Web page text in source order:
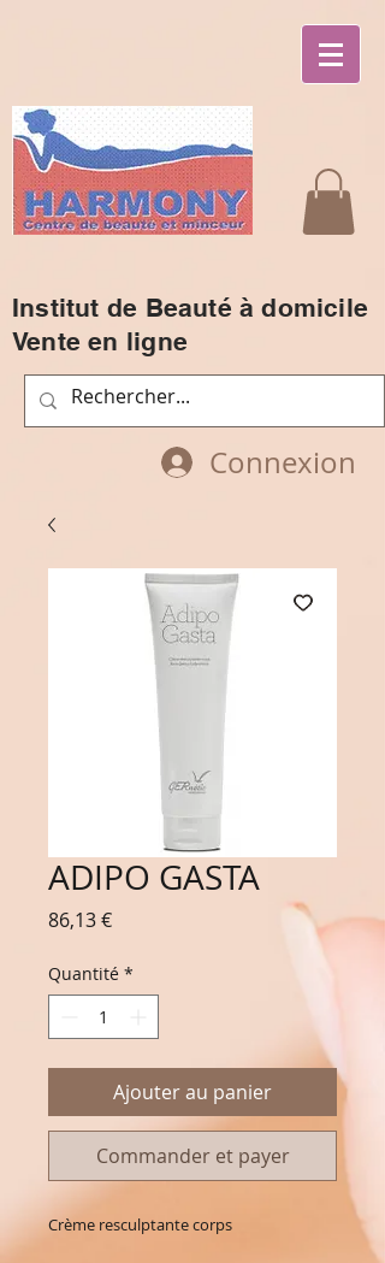
Institut de Beauté à domicile
Vente en ligne
Connexion
ADIPO GASTA
86,13 €Prix
Quantité *
Ajouter au panier
Commander et payer
Crème resculptante corps